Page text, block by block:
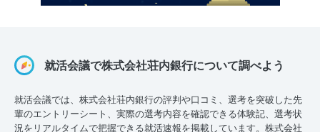
就活会議で株式会社荘内銀行について調べよう
就活会議では、株式会社荘内銀行の評判や口コミ、選考を突破した先
輩のエントリーシート、実際の選考内容を確認できる体験記、選考状
況をリアルタイムで把握できる就活速報を掲載しています。株式会社